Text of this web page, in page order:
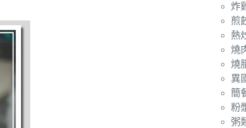
炸
煎
熱
燒
燒
異
簡
粉
粥